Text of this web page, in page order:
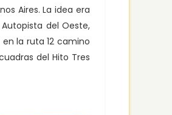
Aires. La idea era
del Oeste,
la ruta 12 camino
del Hito Tres